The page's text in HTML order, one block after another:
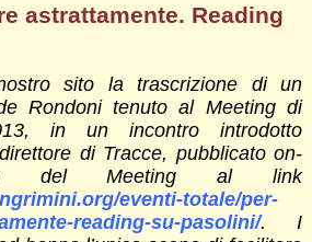
astrattamente. Reading
sito la trascrizione di un
Rondoni tenuto al Meeting di
in un incontro introdotto
di Tracce, pubblicato on-
del Meeting al link
eventi-totale/per-
reading-su-pasolini/. I